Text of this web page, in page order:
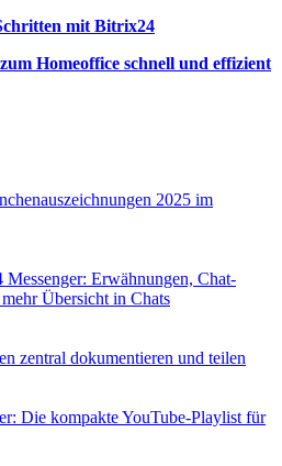
mit Bitrix24
Homeoffice schnell und effizient
2025 im
Erwähnungen, Chat-
Übersicht in Chats
zentral dokumentieren und teilen
Die kompakte YouTube-Playlist für